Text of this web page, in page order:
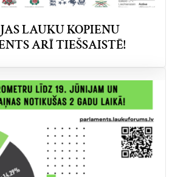
LAUKU KOPIENU
ARĪ TIEŠSAISTĒ!